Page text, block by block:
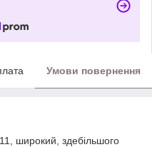
Умови повернення
широкий, здебільшого